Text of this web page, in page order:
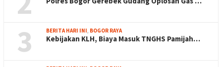
3 BERITA HARI INI, BOGOR RAYA
Kebijakan KLH, Biaya Masuk TNGHS Pamijah…